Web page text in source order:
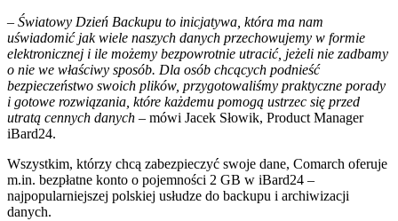
– Światowy Dzień Backupu to inicjatywa, która ma nam
uświadomić jak wiele naszych danych przechowujemy w formie
elektronicznej i ile możemy bezpowrotnie utracić, jeżeli nie zadbamy
o nie we właściwy sposób. Dla osób chcących podnieść
bezpieczeństwo swoich plików, przygotowaliśmy praktyczne porady
i gotowe rozwiązania, które każdemu pomogą ustrzec się przed
utratą cennych danych – mówi Jacek Słowik, Product Manager
iBard24.
Wszystkim, którzy chcą zabezpieczyć swoje dane, Comarch oferuje
m.in. bezpłatne konto o pojemności 2 GB w iBard24 –
najpopularniejszej polskiej usłudze do backupu i archiwizacji
danych.